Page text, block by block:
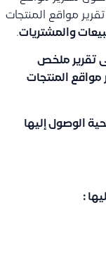
مواقع المنتجات
والمشتريات.
تقرير ملخص
مواقع المنتجات
الوصول إليها
: